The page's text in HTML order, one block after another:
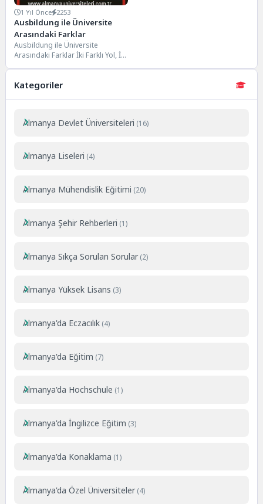
1 Yıl Önce 2253
Ausbildung ile Üniversite
Arasındaki Farklar
Ausbildung ile Üniversite
Arasındaki Farklar İki Farklı Yol, İki
Kategoriler
Almanya Devlet Üniversiteleri (16)
Almanya Liseleri (4)
Almanya Mühendislik Eğitimi (20)
Almanya Şehir Rehberleri (1)
Almanya Sıkça Sorulan Sorular (2)
Almanya Yüksek Lisans (3)
Almanya'da Eczacılık (4)
Almanya'da Eğitim (7)
Almanya'da Hochschule (1)
Almanya'da İngilizce Eğitim (3)
Almanya'da Konaklama (1)
Almanya'da Özel Üniversiteler (4)